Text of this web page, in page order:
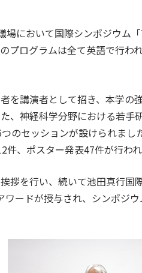
場において国際シンポジウ
プログラムは全て英語で行わ
を講演者として招き、本学
、神経科学分野における若
のセッションが設けられま
件、ポスター発表47件が行わ
拶を行い、続いて池田真行
ードが授与され、シンポジ